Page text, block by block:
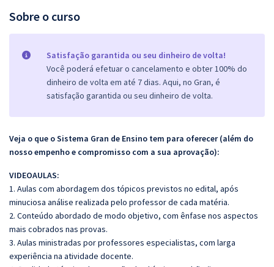
Sobre o curso
Satisfação garantida ou seu dinheiro de volta!
Você poderá efetuar o cancelamento e obter 100% do
dinheiro de volta em até 7 dias. Aqui, no Gran, é
satisfação garantida ou seu dinheiro de volta.
Veja o que o Sistema Gran de Ensino tem para oferecer (além do
nosso empenho e compromisso com a sua aprovação):
VIDEOAULAS:
1. Aulas com abordagem dos tópicos previstos no edital, após
minuciosa análise realizada pelo professor de cada matéria.
2. Conteúdo abordado de modo objetivo, com ênfase nos aspectos
mais cobrados nas provas.
3. Aulas ministradas por professores especialistas, com larga
experiência na atividade docente.